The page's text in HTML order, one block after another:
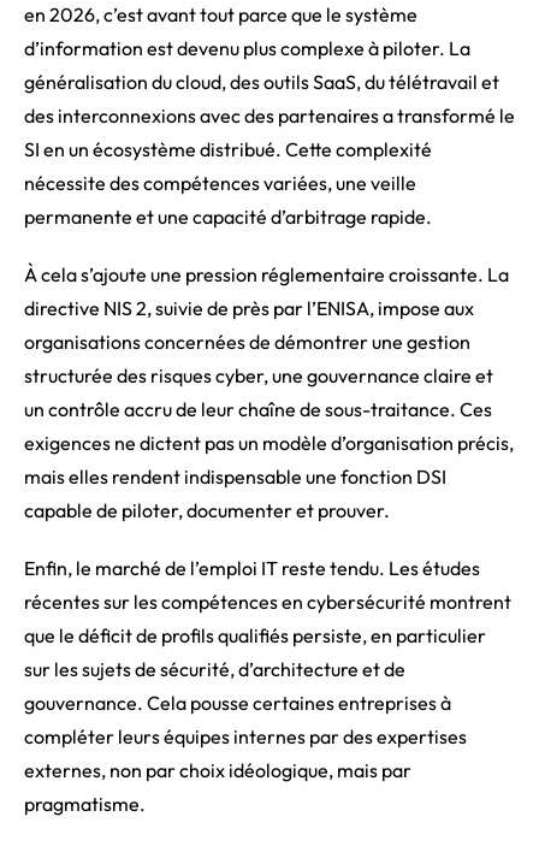
en 2026, c’est avant tout parce que le système
d’information est devenu plus complexe à piloter. La
généralisation du cloud, des outils SaaS, du télétravail et
des interconnexions avec des partenaires a transformé le
SI en un écosystème distribué. Cette complexité
nécessite des compétences variées, une veille
permanente et une capacité d’arbitrage rapide.
À cela s’ajoute une pression réglementaire croissante. La
directive NIS 2, suivie de près par l’ENISA, impose aux
organisations concernées de démontrer une gestion
structurée des risques cyber, une gouvernance claire et
un contrôle accru de leur chaîne de sous-traitance. Ces
exigences ne dictent pas un modèle d’organisation précis,
mais elles rendent indispensable une fonction DSI
capable de piloter, documenter et prouver.
Enfin, le marché de l’emploi IT reste tendu. Les études
récentes sur les compétences en cybersécurité montrent
que le déficit de profils qualifiés persiste, en particulier
sur les sujets de sécurité, d’architecture et de
gouvernance. Cela pousse certaines entreprises à
compléter leurs équipes internes par des expertises
externes, non par choix idéologique, mais par
pragmatisme.